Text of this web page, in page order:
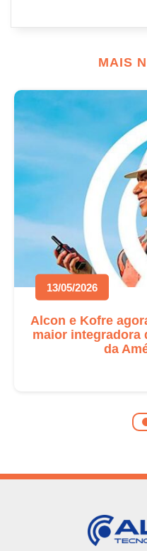
MAIS
13/05/2026
Alcon e Kofre
maior integradora
da